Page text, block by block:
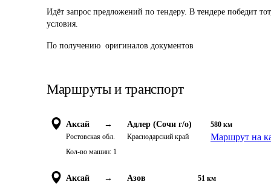
Идёт запрос предложений по тендеру. В тендере победит
условия.
По получению  оригиналов документов
Маршруты и транспорт
Аксай →
Ростовская обл.
Адлер (Сочи г/о)
Краснодарский край
580 км
Маршрут на
Кол-во машин: 1
Аксай → Азов 51 км